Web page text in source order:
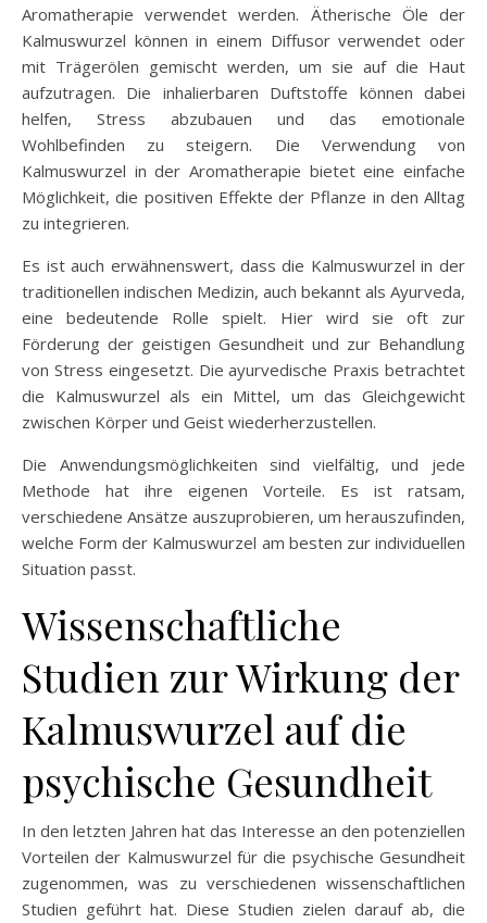
Aromatherapie verwendet werden. Ätherische Öle der
Kalmuswurzel können in einem Diffusor verwendet oder
mit Trägerölen gemischt werden, um sie auf die Haut
aufzutragen. Die inhalierbaren Duftstoffe können dabei
helfen, Stress abzubauen und das emotionale
Wohlbefinden zu steigern. Die Verwendung von
Kalmuswurzel in der Aromatherapie bietet eine einfache
Möglichkeit, die positiven Effekte der Pflanze in den Alltag
zu integrieren.
Es ist auch erwähnenswert, dass die Kalmuswurzel in der
traditionellen indischen Medizin, auch bekannt als Ayurveda,
eine bedeutende Rolle spielt. Hier wird sie oft zur
Förderung der geistigen Gesundheit und zur Behandlung
von Stress eingesetzt. Die ayurvedische Praxis betrachtet
die Kalmuswurzel als ein Mittel, um das Gleichgewicht
zwischen Körper und Geist wiederherzustellen.
Die Anwendungsmöglichkeiten sind vielfältig, und jede
Methode hat ihre eigenen Vorteile. Es ist ratsam,
verschiedene Ansätze auszuprobieren, um herauszufinden,
welche Form der Kalmuswurzel am besten zur individuellen
Situation passt.
Wissenschaftliche
Studien zur Wirkung der
Kalmuswurzel auf die
psychische Gesundheit
In den letzten Jahren hat das Interesse an den potenziellen
Vorteilen der Kalmuswurzel für die psychische Gesundheit
zugenommen, was zu verschiedenen wissenschaftlichen
Studien geführt hat. Diese Studien zielen darauf ab, die